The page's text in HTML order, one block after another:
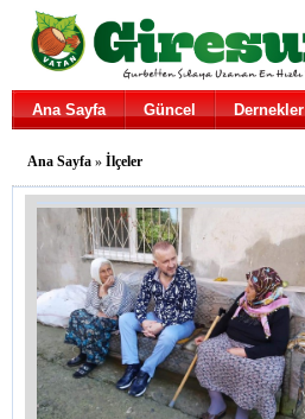
Ana Sayfa Güncel Dernekler
Ana Sayfa » İlçeler